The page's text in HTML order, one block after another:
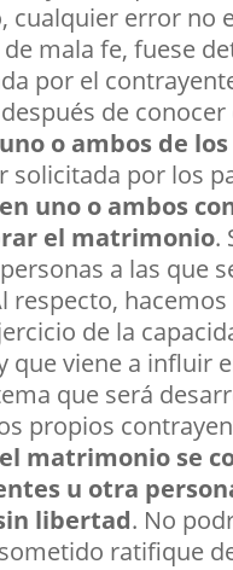
cualquier error no
mala fe, fuese
por el
de
o ambos de
solicitada por los
uno o ambos
el matrimonio.
a las que
respecto,
de la
que viene a influir
que será
propios
matrimonio se
u otra
libertad. No
ratifique